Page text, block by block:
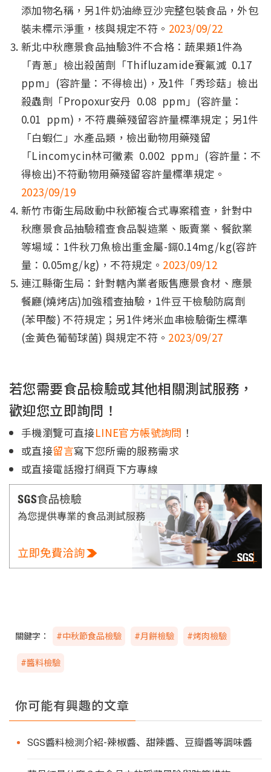
添加物名稱，另1件奶油綠豆沙完整包裝食品，外包
裝未標示淨重，核與規定不符。 2023/09/22
新北中秋應景食品抽驗3件不合格：蔬果類1件為
「青蔥」檢出殺菌劑「Thifluzamide賽氟滅 0.17
ppm」(容許量：不得檢出)，及1件「秀珍菇」檢出
殺蟲劑「Propoxur安丹 0.08 ppm」(容許量：
0.01 ppm)，不符農藥殘留容許量標準規定；另1件
「白蝦仁」水產品類，檢出動物用藥殘留
「Lincomycin林可黴素 0.002 ppm」(容許量：不
得檢出)不符動物用藥殘留容許量標準規定。
2023/09/19
新竹市衛生局啟動中秋節複合式專案稽查，針對中
秋應景食品抽驗稽查食品製造業、販賣業、餐飲業
等場域：1件秋刀魚檢出重金屬-鎘0.14mg/kg(容許
量：0.05mg/kg)，不符規定。 2023/09/12
連江縣衛生局：針對轄內業者販售應景食材、應景
餐廳(燒烤店)加強稽查抽驗，1件豆干檢驗防腐劑
(苯甲酸) 不符規定；另1件烤米血串檢驗衛生標準
(金黃色葡萄球菌) 與規定不符。 2023/09/27
若您需要食品檢驗或其他相關測試服務，
歡迎您立即詢問！
手機瀏覽可直接LINE官方帳號詢問 ！
或直接留言寫下您所需的服務需求
或直接電話撥打網頁下方專線
關鍵字： #中秋節食品檢驗 #月餅檢驗 #烤肉檢驗
#醬料檢驗
你可能有興趣的文章
SGS醬料檢測介紹-辣椒醬、甜辣醬、豆瓣醬等調味醬